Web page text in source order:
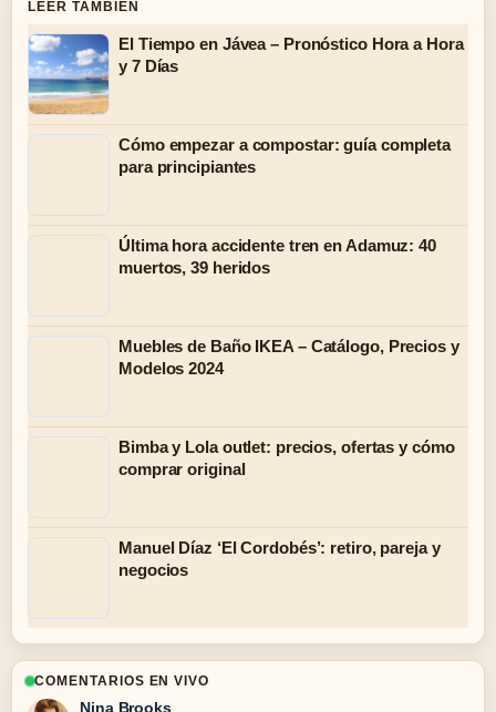
LEER TAMBIEN
El Tiempo en Jávea – Pronóstico Hora a Hora
y 7 Días
Cómo empezar a compostar: guía completa
para principiantes
Última hora accidente tren en Adamuz: 40
muertos, 39 heridos
Muebles de Baño IKEA – Catálogo, Precios y
Modelos 2024
Bimba y Lola outlet: precios, ofertas y cómo
comprar original
Manuel Díaz ‘El Cordobés’: retiro, pareja y
negocios
COMENTARIOS EN VIVO
Nina Brooks